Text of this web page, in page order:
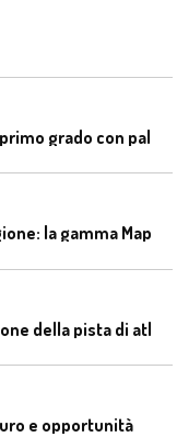
e opportunità